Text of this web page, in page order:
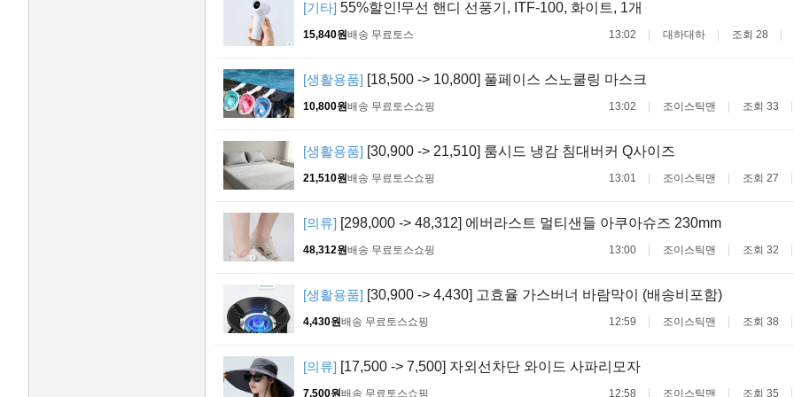
[기타] 55%할인!무선 핸디 선풍기, ITF-100, 화이트, 1개
15,840원배송 무료토스 13:02 대하대하 조회 28
[생활용품] [18,500 -> 10,800] 풀페이스 스노쿨링 마스크
10,800원배송 무료토스쇼핑 13:02 조이스틱맨 조회 33
[생활용품] [30,900 -> 21,510] 룸시드 냉감 침대버커 Q사이즈
21,510원배송 무료토스쇼핑 13:01 조이스틱맨 조회 27
[의류] [298,000 -> 48,312] 에버라스트 멀티샌들 아쿠아슈즈 230mm
48,312원배송 무료토스쇼핑 13:00 조이스틱맨 조회 32
[생활용품] [30,900 -> 4,430] 고효율 가스버너 바람막이 (배송비포함)
4,430원배송 무료토스쇼핑 12:59 조이스틱맨 조회 38
[의류] [17,500 -> 7,500] 자외선차단 와이드 사파리모자
7,500원배송 무료토스쇼핑 12:58 조이스틱맨 조회 35